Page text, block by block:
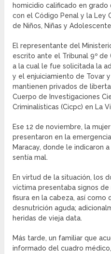
homicidio calificado en
con el Código Penal y la Ley
de Niños, Niñas y
El representante del
escrito ante el Tribunal 9º de
a la cual le fue solicitada la
y el enjuiciamiento de Tovar
mantienen privados de
Cuerpo de Investigaciones
Criminalísticas (Cicpc) en La
Ese 12 de noviembre, la
presentaron en la
Maracay, donde le indicaron
sentía mal.
En virtud de la situación, los
víctima presentaba signos
fisura en la cabeza, así como
desnutrición aguda;
heridas de vieja data.
Más tarde, un familiar que
informado del cuadro